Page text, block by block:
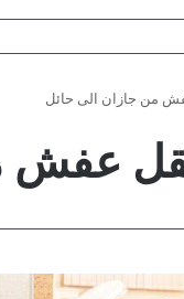
من جازان الى حائل
عفش